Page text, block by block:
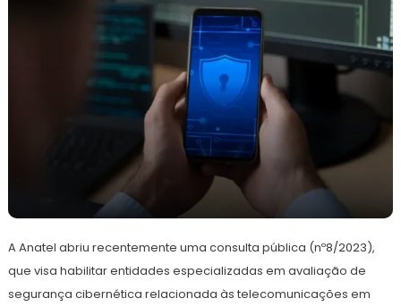
março
de
A Anatel abriu recentemente uma consulta pública (nº8/2023),
que visa habilitar entidades especializadas em avaliação de
segurança cibernética relacionada às telecomunicações em